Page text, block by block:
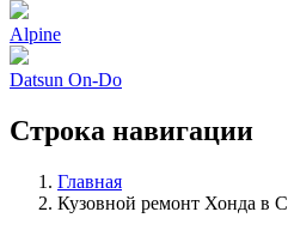
Alpine
Datsun On-Do
Строка навигации
Главная
Кузовной ремонт Хонда в